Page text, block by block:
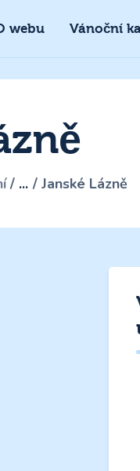
webu Vánoční
... Janské Lázně